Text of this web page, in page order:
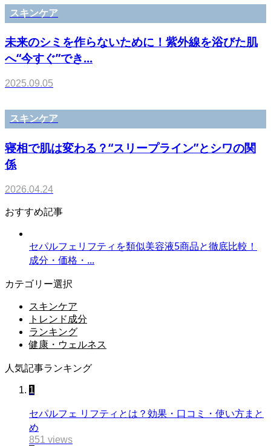
スキンケア
未来のシミを作らないために！紫外線を浴びた肌
へ“今すぐ”でき...
2025.09.05
スキンケア
寝相で肌は変わる？“スリープライン”とシワの関
係
2026.04.24
おすすめ記事
セパルフェリフティを類似美容液5商品と徹底比較！
成分・価格・...
カテゴリー選択
スキンケア
トレンド成分
ランキング
健康・ウェルネス
人気記事ランキング
1
セパルフェ リフティとは？効果・口コミ・使い方まと
め
851 views